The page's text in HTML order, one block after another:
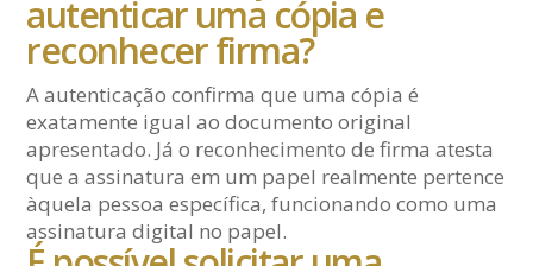
autenticar uma cópia e
reconhecer firma?
A autenticação confirma que uma cópia é
exatamente igual ao documento original
apresentado. Já o reconhecimento de firma atesta
que a assinatura em um papel realmente pertence
àquela pessoa específica, funcionando como uma
assinatura digital no papel.